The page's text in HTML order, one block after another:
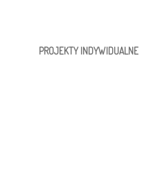
PROJEKTY INDYWIDUALNE